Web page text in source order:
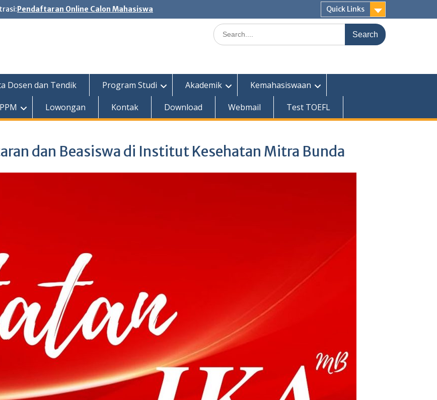
Pendaftaran Online Calon Mahasiswa Quick Links
Search
for:
Dosen dan Tendik Program Studi Akademik
Kemahasiswaan
Lowongan Kontak Download Webmail Test TOEFL
dan Beasiswa di Institut Kesehatan Mitra Bunda